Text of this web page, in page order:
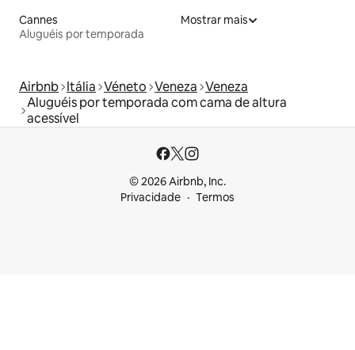
Cannes
Aluguéis por temporada
Mostrar mais
Airbnb Itália Véneto Veneza Veneza
Aluguéis por temporada com cama de altura
acessível
© 2026 Airbnb, Inc.
Privacidade
Termos